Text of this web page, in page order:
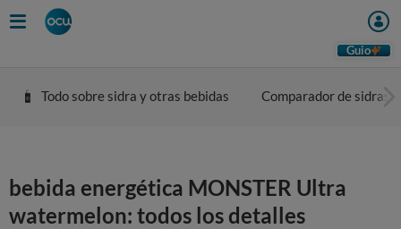
Guio
Todo sobre sidra y otras bebidas Comparador de sidras
bebida energética MONSTER Ultra
watermelon: todos los detalles